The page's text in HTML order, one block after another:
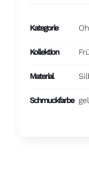
Kategorie
Kollektion
Material
Schmuckfarbe